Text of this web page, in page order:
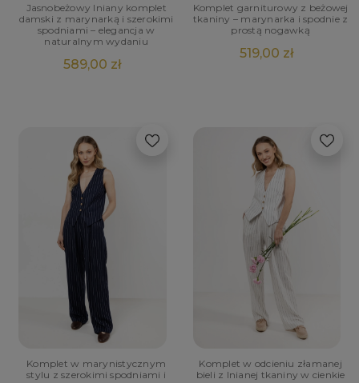
Jasnobeżowy lniany komplet
damski z marynarką i szerokimi
spodniami – elegancja w
naturalnym wydaniu
589,00 zł
Komplet garniturowy z beżowej
tkaniny – marynarka i spodnie z
prostą nogawką
519,00 zł
Komplet w marynistycznym
stylu z szerokimi spodniami i
Komplet w odcieniu złamanej
bieli z lnianej tkaniny w cienkie